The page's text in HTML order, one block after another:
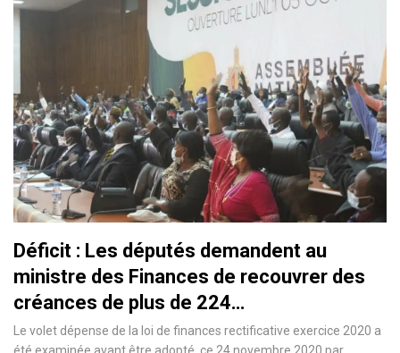
Déficit : Les députés demandent au
ministre des Finances de recouvrer des
créances de plus de 224…
Le volet dépense de la loi de finances rectificative exercice 2020 a
été examinée avant être adopté, ce 24 novembre 2020 par